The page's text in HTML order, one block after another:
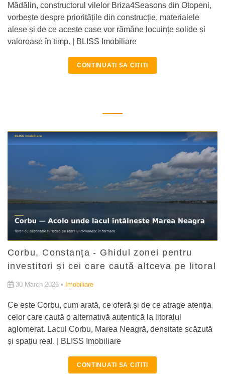
Mădălin, constructorul vilelor Briza4Seasons din Otopeni,
vorbește despre prioritățile din construcție, materialele
alese și de ce aceste case vor rămâne locuințe solide și
valoroase în timp. | BLISS Imobiliare
CONTINUATI SA CITITI
Corbu, Constanța - Ghidul zonei pentru
investitori și cei care caută altceva pe litoral
30 March 2026 • Imobiliare
Ce este Corbu, cum arată, ce oferă și de ce atrage atenția
celor care caută o alternativă autentică la litoralul
aglomerat. Lacul Corbu, Marea Neagră, densitate scăzută
și spațiu real. | BLISS Imobiliare
CONTINUATI SA CITITI